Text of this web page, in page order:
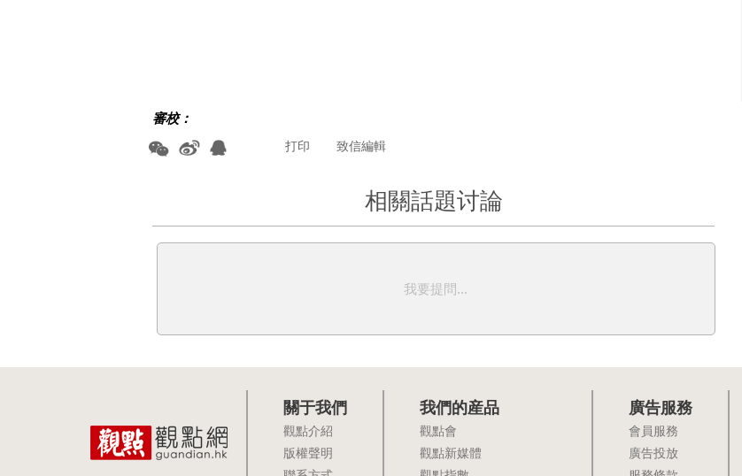
審校：
致信編輯
打印
相關話題讨論
我要提問...
關于我們
觀點介紹
版權聲明
我們的産品
觀點會
觀點新媒體
廣告服務
會員服務
廣告投放